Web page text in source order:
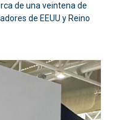
de una veintena de
de EEUU y Reino